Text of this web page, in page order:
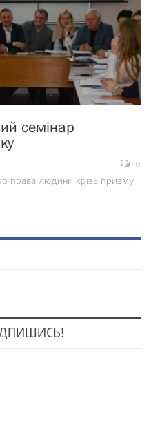
семінар
0
права людини крізь призму